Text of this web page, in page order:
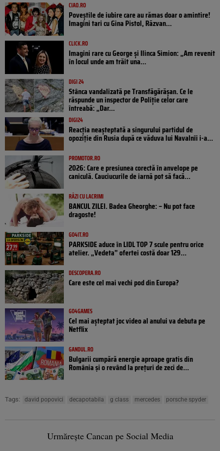
CIAO.RO
Poveştile de iubire care au rămas doar o amintire!
Imagini tari cu Gina Pistol, Răzvan...
CLICK.RO
Imagini rare cu George și Ilinca Simion: „Am revenit
în locul unde am trăit una...
DIGI 24
Stânca vandalizată pe Transfăgărășan. Ce le
răspunde un inspector de Poliție celor care
întreabă: „Dar...
DIGI24
Reacția neașteptată a singurului partidul de
opoziţie din Rusia după ce văduva lui Navalnîi i-a...
PROMOTOR.RO
2026: Care e presiunea corectă în anvelope pe
caniculă. Cauciucurile de iarnă pot să facă...
RÂZI CU LACRIMI
BANCUL ZILEI. Badea Gheorghe: – Nu pot face
dragoste!
GO4IT.RO
PARKSIDE aduce în LIDL TOP 7 scule pentru orice
atelier. „Vedeta” ofertei costă doar 129...
DESCOPERA.RO
Care este cel mai vechi pod din Europa?
GO4GAMES
Cel mai așteptat joc video al anului va debuta pe
Netflix
GANDUL.RO
Bulgarii cumpără energie aproape gratis din
România și o revând la prețuri de zeci de...
Tags: david popovici decapotabila g class mercedes porsche spyder
Urmărește Cancan pe Social Media